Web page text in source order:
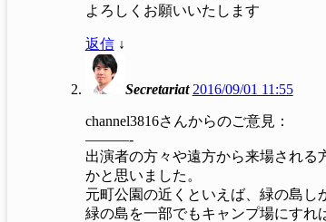
よろしくお願いいたします
返信 ↓
Secretariat 2016/09/01 11:55
channel3816さんからのご意見：
———-
出演者の方々や遠方から来場され
かと思いました。
元町公園の近くといえば、緑の島し
緑の島を一部でもキャンプ場にすれ